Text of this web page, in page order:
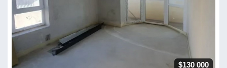
$130 000